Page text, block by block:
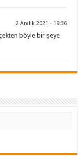
2 Aralık 2021 - 19:36
böyle bir şeye